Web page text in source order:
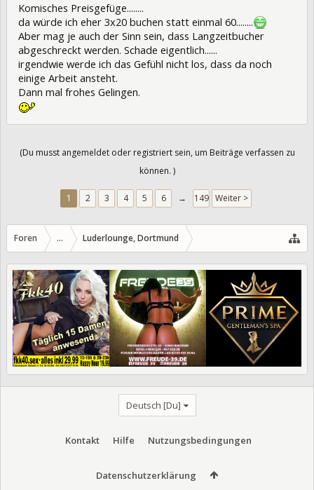
Komisches Preisgefüge........
da würde ich eher 3x20 buchen statt einmal 60........
Aber mag je auch der Sinn sein, dass Langzeitbucher
abgeschreckt werden. Schade eigentlich......
irgendwie werde ich das Gefühl nicht los, dass da noch
einige Arbeit ansteht.
Dann mal frohes Gelingen.
(Du musst angemeldet oder registriert sein, um Beiträge verfassen zu
können. )
1 2 3 4 5 6 → 149 Weiter >
Foren ... Luderlounge, Dortmund
Deutsch [Du]
Kontakt Hilfe Nutzungsbedingungen
Datenschutzerklärung